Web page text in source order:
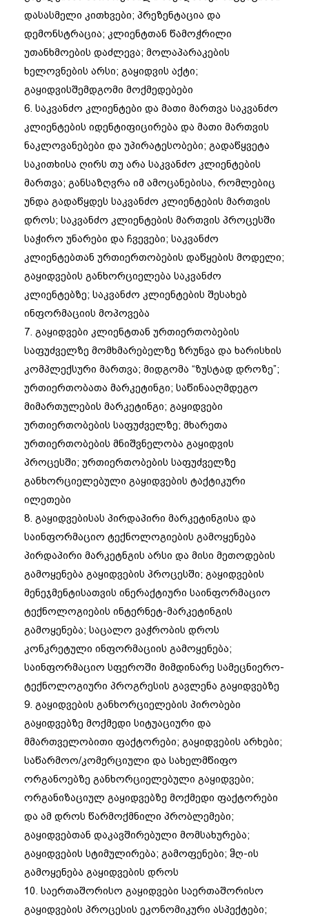
დასასმელი კითხვები; პრეზენტაცია და
დემონსტრაცია; კლიენტთან წამოჭრილი
უთანხმოების დაძლევა; მოლაპარაკების
ხელოვნების არსი; გაყიდვის აქტი;
გაყიდვისშემდგომი მოქმედებები
6. საკვანძო კლიენტები და მათი მართვა საკვანძო
კლიენტების იდენტიფიცირება და მათი მართვის
ნაკლოვანებები და უპირატესობები; გადაწყვეტა
საკითხისა ღირს თუ არა საკვანძო კლიენტების
მართვა; განსაზღვრა იმ ამოცანებისა, რომლებიც
უნდა გადაწყდეს საკვანძო კლიენტების მართვის
დროს; საკვანძო კლიენტების მართვის პროცესში
საჭირო უნარები და ჩვევები; საკვანძო
კლიენტებთან ურთიერთობების დაწყების მოდელი;
გაყიდვების განხორციელება საკვანძო
კლიენტებზე; საკვანძო კლიენტების შესახებ
ინფორმაციის მოპოვება
7. გაყიდვები კლიენტთან ურთიერთობების
საფუძველზე მომხმარებელზე ზრუნვა და ხარისხის
კომპლექსური მართვა; მიდგომა “ზუსტად დროზე”;
ურთიერთობათა მარკეტინგი; საწინააღმდეგო
მიმართულების მარკეტინგი; გაყიდვები
ურთიერთობების საფუძველზე; მხარეთა
ურთიერთობების მნიშვნელობა გაყიდვის
პროცესში; ურთიერთობების საფუძველზე
განხორციელებული გაყიდვების ტაქტიკური
ილეთები
8. გაყიდვებისას პირდაპირი მარკეტინგისა და
საინფორმაციო ტექნოლოგიების გამოყენება
პირდაპირი მარკეტნგის არსი და მისი მეთოდების
გამოყენება გაყიდვების პროცესში; გაყიდვების
მენეჯმენტისათვის ინერაქტიური საინფორმაციო
ტექნოლოგიების ინტერნეტ-მარკეტინგის
გამოყენება; საცალო ვაჭრობის დროს
კონკრეტული ინფორმაციის გამოყენება;
საინფორმაციო სფეროში მიმდინარე სამეცნიერო-
ტექნოლოგიური პროგრესის გავლენა გაყიდვებზე
9. გაყიდვების განხორციელების პირობები
გაყიდვებზე მოქმედი სიტუაციური და
მმართველობითი ფაქტორები; გაყიდვების არხები;
საწარმოო/კომერციული და სახელმწიფო
ორგანოებზე განხორციელებული გაყიდვები;
ორგანიზაციულ გაყიდვებზე მოქმედი ფაქტორები
და ამ დროს წარმოქმნილი პრობლემები;
გაყიდვებთან დაკავშირებული მომსახურება;
გაყიდვების სტიმულირება; გამოფენები; ჵღ-ის
გამოყენება გაყიდვების დროს
10. საერთაშორისო გაყიდვები საერთაშორისო
გაყიდვების პროცესის ეკონომიკური ასპექტები;